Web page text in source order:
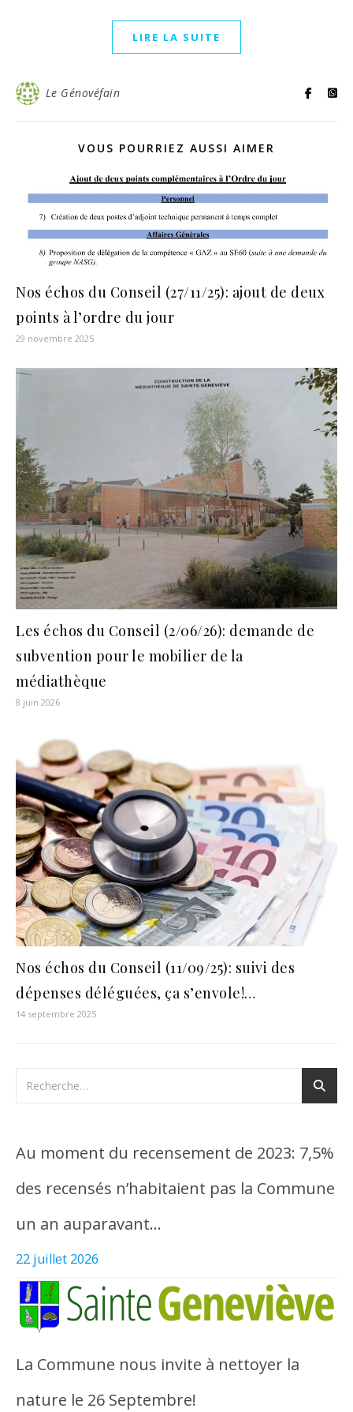
LIRE LA SUITE
Le Génovéfain
VOUS POURRIEZ AUSSI AIMER
Nos échos du Conseil (27/11/25): ajout de deux
points à l’ordre du jour
29 novembre 2025
Les échos du Conseil (2/06/26): demande de
subvention pour le mobilier de la
médiathèque
8 juin 2026
Nos échos du Conseil (11/09/25): suivi des
dépenses déléguées, ça s’envole!…
14 septembre 2025
Au moment du recensement de 2023: 7,5%
des recensés n’habitaient pas la Commune
un an auparavant…
22 juillet 2026
La Commune nous invite à nettoyer la
nature le 26 Septembre!